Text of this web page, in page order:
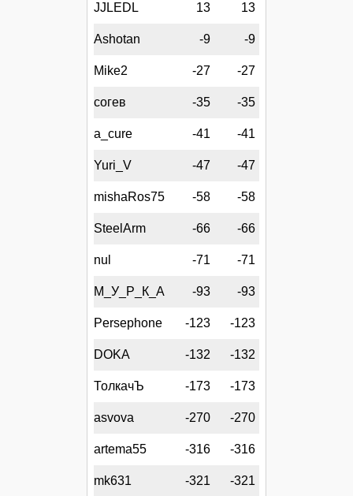
JJLEDL 13 13
Ashotan -9 -9
Mike2 -27 -27
согев -35 -35
a_cure -41 -41
Yuri_V -47 -47
mishaRos75 -58 -58
SteelArm -66 -66
nul -71 -71
М_У_Р_К_А -93 -93
Persephone -123 -123
DOKA -132 -132
ТолкачЪ -173 -173
asvova -270 -270
artema55 -316 -316
mk631 -321 -321